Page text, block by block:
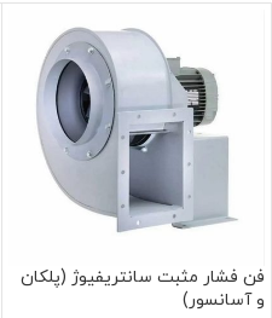
فن فشار مثبت سانتریفیوژ (پلکان
و آسانسور)